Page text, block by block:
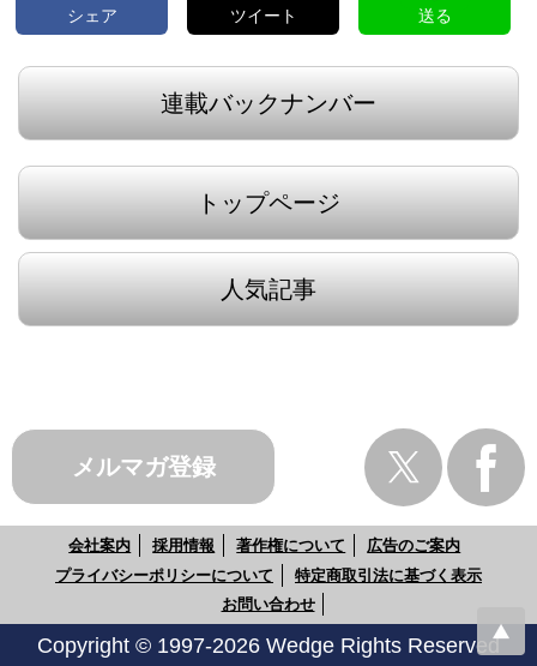
シェア ツイート 送る
連載バックナンバー
トップページ
人気記事
メルマガ登録
会社案内 採用情報 著作権について
広告のご案内
プライバシーポリシーについて
特定商取引法に基づく表示
お問い合わせ
Copyright © 1997-2026 Wedge Rights Reserved